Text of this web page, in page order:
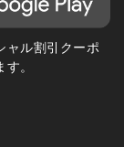
ャル割引クーポ
。